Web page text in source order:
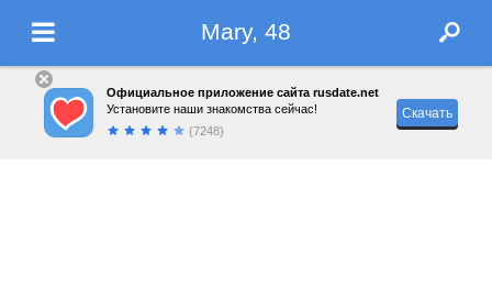
Mary, 48
Официальное приложение сайта rusdate.net
Установите наши знакомства сейчас!
(7248)
Скачать